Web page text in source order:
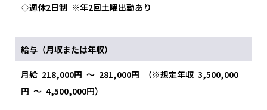
◇週休2日制 ※年2回土曜出勤あり
給与（月収または年収）
月給 218,000円 ～ 281,000円 （※想定年収 3,500,000
円 ～ 4,500,000円）